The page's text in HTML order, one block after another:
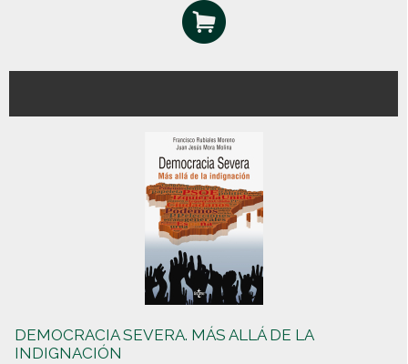
DEMOCRACIA SEVERA. MÁS ALLÁ DE LA
INDIGNACIÓN